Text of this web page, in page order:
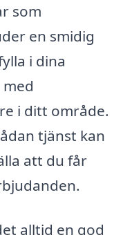
som
en smidig
i dina
i ditt område.
tjänst kan
att du får
alltid en god